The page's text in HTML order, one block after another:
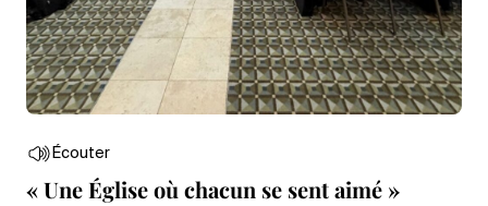
Écouter
« Une Église où chacun se sent aimé »